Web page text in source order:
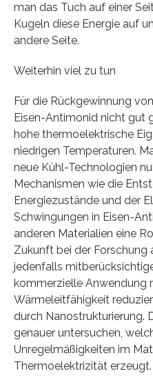
man das Tuch auf einer
Kugeln diese Energie auf
andere Seite.
Weiterhin viel zu tun
Für die Rückgewinnung
Eisen-Antimonid nicht gut
hohe thermoelektrische
niedrigen Temperaturen.
neue Kühl-Technologien
Mechanismen wie die
Energiezustände und der
Schwingungen in Eisen-
anderen Materialien eine
Zukunft bei der Forschung
jedenfalls
kommerzielle Anwendung
Wärmeleitfähigkeit
durch Nanostrukturierung.
genauer untersuchen,
Unregelmäßigkeiten im
Thermoelektrizität erzeugt.